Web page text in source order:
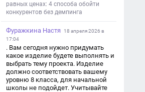
равных ценах: 4 способа обойти
конкурентов без демпинга
Фуражкина Настя
18 апреля 2026 в
17:04
. Вам сегодня нужно придумать
какое изделие будете выполнять и
выбрать тему проекта. Изделие
должно соответствовать вашему
уровню 8 класса, для начальной
школы не подойдет. Учитывайте